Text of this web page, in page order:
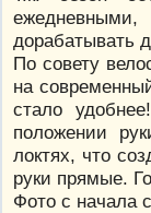
дорабатывать
По совету
на
стало
положении
локтях, что
руки прямые.
Фото с начала